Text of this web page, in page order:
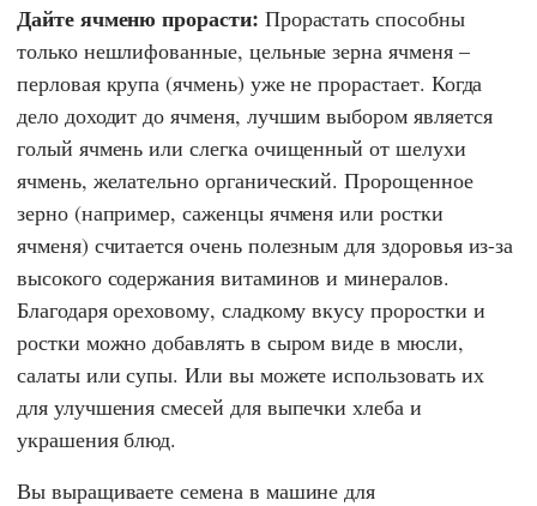
Дайте ячменю прорасти: Прорастать способны
только нешлифованные, цельные зерна ячменя –
перловая крупа (ячмень) уже не прорастает. Когда
дело доходит до ячменя, лучшим выбором является
голый ячмень или слегка очищенный от шелухи
ячмень, желательно органический. Пророщенное
зерно (например, саженцы ячменя или ростки
ячменя) считается очень полезным для здоровья из-за
высокого содержания витаминов и минералов.
Благодаря ореховому, сладкому вкусу проростки и
ростки можно добавлять в сыром виде в мюсли,
салаты или супы. Или вы можете использовать их
для улучшения смесей для выпечки хлеба и
украшения блюд.
Вы выращиваете семена в машине для